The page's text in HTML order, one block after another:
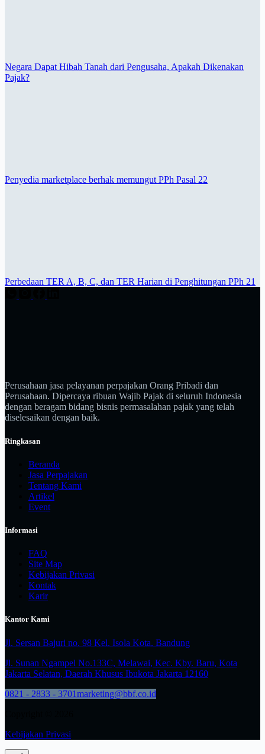
Negara Dapat Hibah Tanah dari Pengusaha, Apakah Dikenakan
Pajak?
Penyedia marketplace berhak memungut PPh Pasal 22
Perbedaan TER A, B, C, dan TER Harian di Penghitungan PPh 21
Perusahaan jasa pelayanan perpajakan Orang Pribadi dan
Perusahaan. Dipercaya ribuan Wajib Pajak di seluruh Indonesia
dengan beragam bidang bisnis permasalahan pajak yang telah
diselesaikan dengan baik.
Ringkasan
Beranda
Jasa Perpajakan
Tentang Kami
Artikel
Event
Informasi
FAQ
Site Map
Kebijakan Privasi
Kontak
Karir
Kantor Kami
Jl. Sersan Bajuri no. 98 Kel. Isola Kota. Bandung
Jl. Sunan Ngampel No.133C, Melawai, Kec. Kby. Baru, Kota
Jakarta Selatan, Daerah Khusus Ibukota Jakarta 12160
0821 - 2833 - 3701marketing@bbf.co.id
Kebijakan Privasi